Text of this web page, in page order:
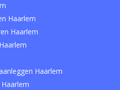
Haarlem
Haarlem
Haarlem